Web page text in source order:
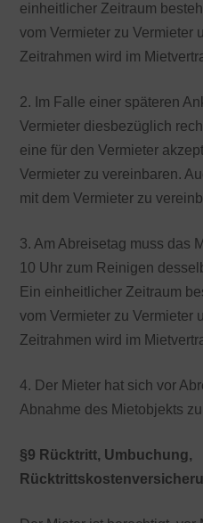
einheitlicher Zeitraum
vom Vermieter zu Vermieter
Zeitrahmen wird im
2. Im Falle einer späteren
Vermieter diesbezüglich
eine für den Vermieter
Vermieter zu vereinbaren.
mit dem Vermieter zu
3. Am Abreisetag muss das
10 Uhr zum Reinigen
Ein einheitlicher Zeitraum
vom Vermieter zu Vermieter
Zeitrahmen wird im
4. Der Mieter hat sich vor
Abnahme des Mietobjekts
§9 Rücktritt, Umbuchung,